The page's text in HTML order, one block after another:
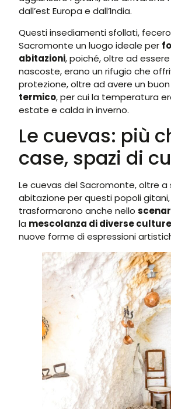
dall’est Europa e dall’India.
Questi insediamenti sfollati,
Sacromonte un luogo ideale per
abitazioni, poiché, oltre ad
nascoste, erano un rifugio che
protezione, oltre ad avere un buon
termico, per cui la temperatura
estate e calda in inverno.
Le cuevas: più
case, spazi di
Le cuevas del Sacromonte, oltre a
abitazione per questi popoli gitani,
trasformarono anche nello
la mescolanza di diverse culture
nuove forme di espressioni